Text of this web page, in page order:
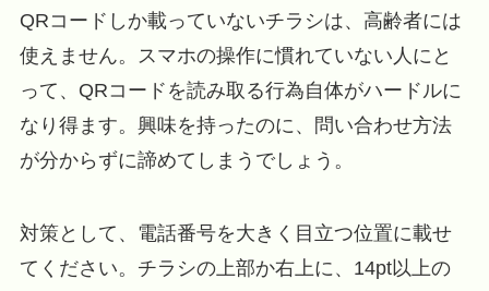
QRコードしか載っていないチラシは、高齢者には
使えません。スマホの操作に慣れていない人にと
って、QRコードを読み取る行為自体がハードルに
なり得ます。興味を持ったのに、問い合わせ方法
が分からずに諦めてしまうでしょう。
対策として、電話番号を大きく目立つ位置に載せ
てください。チラシの上部か右上に、14pt以上の